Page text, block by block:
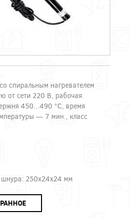
спиральным нагревателем
от сети 220 В, рабочая
450...490 °С, время
— 7 мин., класс
шнура: 250x24x24 мм